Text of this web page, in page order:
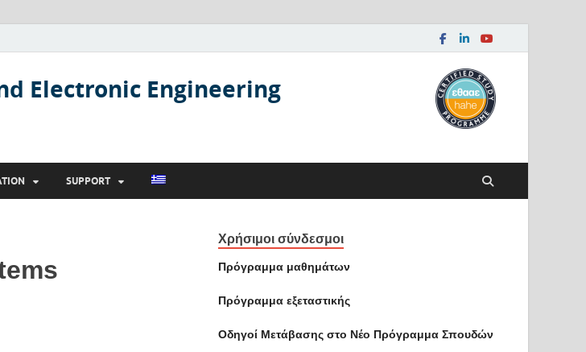
Electronic Engineering
SUPPORT
Χρήσιμοι σύνδεσμοι
Πρόγραμμα μαθημάτων
Πρόγραμμα εξεταστικής
Οδηγοί Mετάβασης στο Νέο Πρόγραμμα Σπουδών